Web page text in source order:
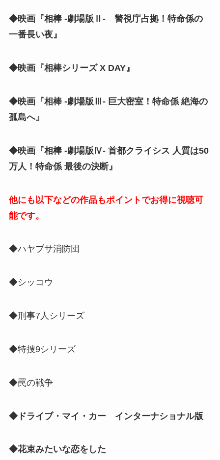
◆映画『相棒 -劇場版Ⅱ- 警視庁占拠！特命係の
一番長い夜』
◆映画『相棒シリーズ X DAY』
◆映画『相棒 -劇場版Ⅲ- 巨大密室！特命係 絶海の
孤島へ』
◆映画『相棒 -劇場版Ⅳ- 首都クライシス 人質は50
万人！特命係 最後の決断』
他にも以下などの作品もポイントでお得に視聴可
能です。
◆ハヤブサ消防団
◆シッコウ
◆刑事7人シリーズ
◆特捜9シリーズ
◆罠の戦争
◆ドライブ・マイ・カー インターナショナル版
◆花束みたいな恋をした